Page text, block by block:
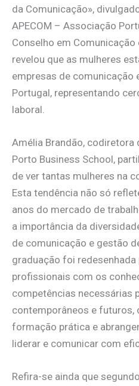
da Comunicação»,
APECOM – Associação
Conselho em Comunicação
revelou que as mulheres
empresas de comunicação
Portugal, representando
laboral.
Amélia Brandão, codiretora
Porto Business School,
de ver tantas mulheres na
Esta tendência não só
anos do mercado de
a importância da
de comunicação e gestão
graduação foi
profissionais com os
competências necessárias
contemporâneos e futuros,
formação prática e
liderar e comunicar com
Refira-se ainda que